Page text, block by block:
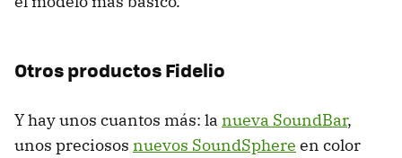
Otros productos Fidelio
Y hay unos cuantos más: la nueva SoundBar,
unos preciosos nuevos SoundSphere en color